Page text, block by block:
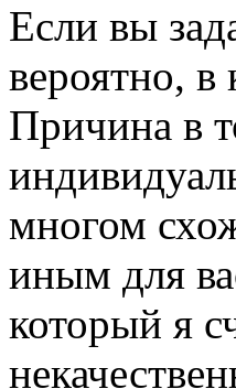
Если вы
вероятно, в
Причина в
многом
иным для
который я